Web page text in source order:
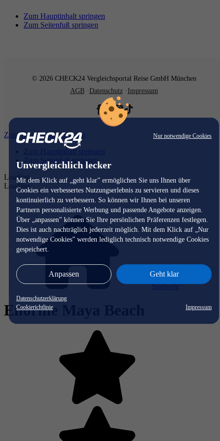
Nur notwendige Cookies
Unvergleichlich lecker
Mit dem Klick auf „geht klar” ermöglichen Sie uns Ihnen über
Cookies ein verbessertes Nutzungserlebnis zu servieren und dieses
kontinuierlich zu verbessern. So können wir Ihnen bei unseren
Partnern personalisierte Werbung und passende Angebote anzeigen.
Über „anpassen” können Sie Ihre persönlichen Präferenzen festlegen.
Dies ist auch nachträglich jederzeit möglich. Mit dem Klick auf „Nur
notwendige Cookies” werden lediglich technisch notwendige Cookies
gespeichert.
Anpassen Geht klar
Datenschutzerklärung
Cookierichtlinie
Impressum
Zum Hauptinhalt springen
Zum Seitenfuß springen
© 2026 CHECK24 Vergleichsportal Reise GmbH München
AGB
Datenschutz Impressum
Zum Hauptinhalt springen
Zum Hauptinhalt springen
Zum Seitenfuß springen
Loading...
Loading...
Startseite
Enorme Maya Beach